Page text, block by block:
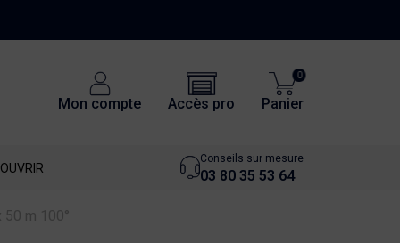
Mon compte Panier
0
Accès pro
Conseils sur mesure
03 80 35 53 64
50 m 100°